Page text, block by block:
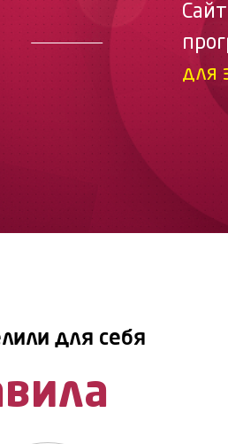
для
для себя